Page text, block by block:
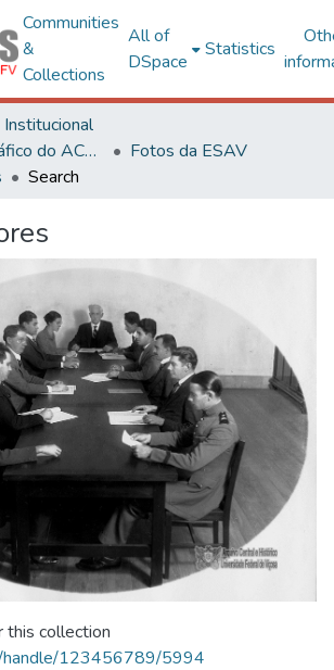
Communities
&
Collections
All of
DSpace
Statistics
Acervo Fotográfico do ACH-UFV
Fotos da ESAV
Search
this collection
handle/123456789/5994